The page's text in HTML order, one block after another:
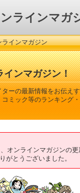
ラインマガ
インマガジン
ンマガジン！
ーの最新情報をお伝え
ミック等のランキング
オンラインマガジンの
がとうございました。